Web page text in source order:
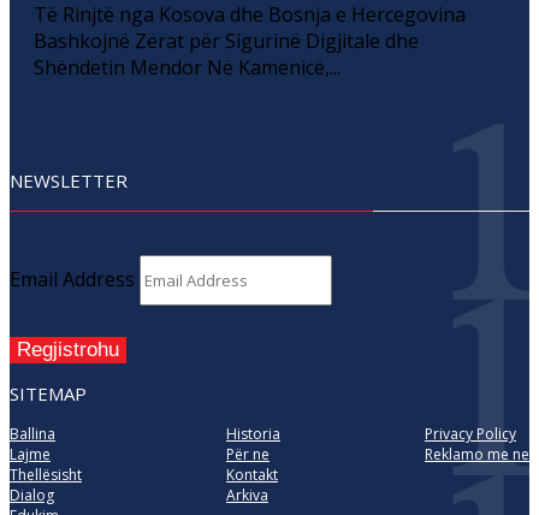
Të Rinjtë nga Kosova dhe Bosnja e Hercegovina
Bashkojnë Zërat për Sigurinë Digjitale dhe
Shëndetin Mendor Në Kamenicë,...
NEWSLETTER
Email Address
Regjistrohu
SITEMAP
Ballina
Lajme
Thellësisht
Dialog
Historia
Për ne
Kontakt
Arkiva
Privacy Policy
Reklamo me ne